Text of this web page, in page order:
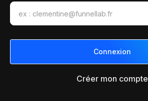
Créer mon compte